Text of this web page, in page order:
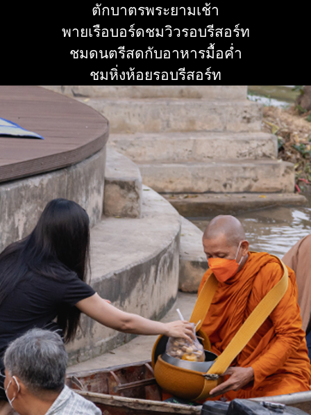
ตักบาตรพระยามเช้า
อ่านเพิ่ม
พายเรือบอร์ดชมวิวรอบรีสอร์ท
อ่านเพิ่ม
ชมดนตรีสดกับอาหารมื้อค่ำ
อ่านเพิ่ม
ชมหิ่งห้อยรอบรีสอร์ท
อ่านเพิ่ม